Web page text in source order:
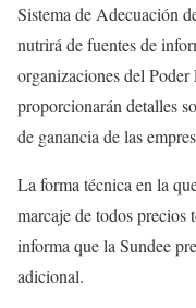
Sistema de Adecuación
nutrirá de fuentes de
organizaciones del
proporcionarán detalles
de ganancia de las
La forma técnica en la
marcaje de todos precios
informa que la Sundee
adicional.